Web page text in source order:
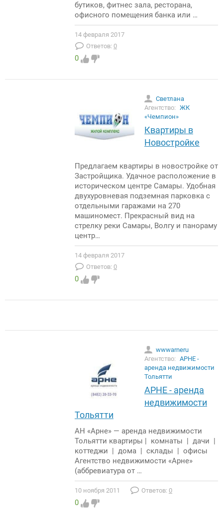
бутиков, фитнес зала, ресторана,
офисного помещения банка или …
14 февраля 2017
Ответов: 0
0
Светлана
Агентство: ЖК
«Чемпион»
Квартиры в
Новостройке
Предлагаем квартиры в новостройке от
Застройщика. Удачное расположение в
историческом центре Самары. Удобная
двухуровневая подземная парковка с
отдельными гаражами на 270
машиномест. Прекрасный вид на
стрелку реки Самары, Волгу и панораму
центр…
14 февраля 2017
Ответов: 0
0
wwwarneru
Агентство: АРНЕ -
аренда недвижимости
Тольятти
АРНЕ - аренда
недвижимости
Тольятти
АН «Арне» — аренда недвижимости
Тольятти квартиры | комнаты | дачи |
коттеджи | дома | склады | офисы
Агентство недвижимости «Арне»
(аббревиатура от …
10 ноября 2011 Ответов: 0
0